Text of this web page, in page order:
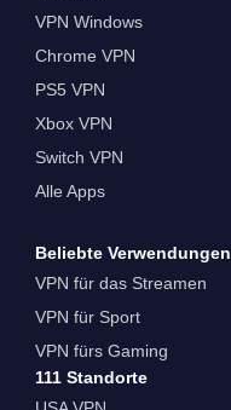
VPN Windows
Chrome VPN
PS5 VPN
Xbox VPN
Switch VPN
Alle Apps
Beliebte Verwendungen
VPN für das Streamen
VPN für Sport
VPN fürs Gaming
111 Standorte